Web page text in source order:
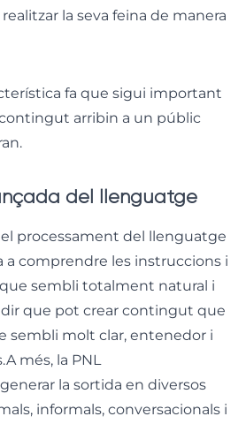
la seva feina de manera
fa que sigui important
arribin a un públic
del llenguatge
processament del llenguatge
a comprendre les instruccions i
sembli totalment natural i
que pot crear contingut que
sembli molt clar, entenedor i
més, la PNL
la sortida en diversos
informals, conversacionals i